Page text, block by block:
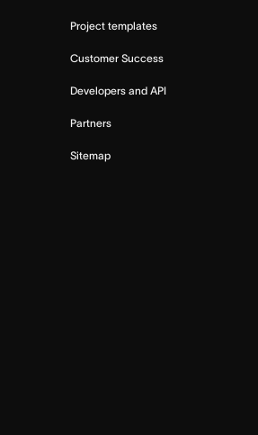
Project templates
Customer Success
Developers and API
Partners
Sitemap